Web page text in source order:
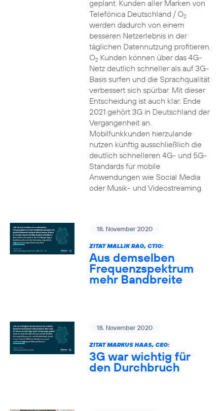
geplant. Kunden aller Marken von
Telefónica Deutschland / O2
werden dadurch von einem
besseren Netzerlebnis in der
täglichen Datennutzung profitieren.
O2Kunden können über das 4G-
Netz deutlich schneller als auf 3G-
Basis surfen und die Sprachqualität
verbessert sich spürbar. Mit dieser
Entscheidung ist auch klar: Ende
2021 gehört 3G in Deutschland der
Vergangenheit an.
Mobilfunkkunden hierzulande
nutzen künftig ausschließlich die
deutlich schnelleren 4G- und 5G-
Standards für mobile
Anwendungen wie Social Media
oder Musik- und Videostreaming.
18. November 2020
ZITAT MALLIK RAO, CTIO:
Aus demselben
Frequenzspektrum
mehr Bandbreite
18. November 2020
ZITAT MARKUS HAAS, CEO:
3G war wichtig für
den Durchbruch